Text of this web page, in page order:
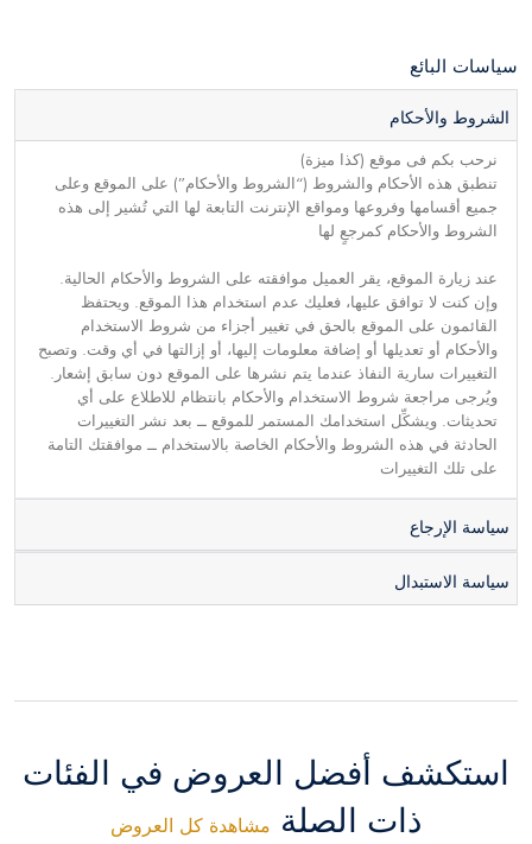
سياسات البائع
الشروط والأحكام
نرحب بكم فى موقع (كذا ميزة)
تنطبق هذه الأحكام والشروط (“الشروط والأحكام”) على الموقع وعلى
جميع أقسامها وفروعها ومواقع الإنترنت التابعة لها التي تُشير إلى هذه
الشروط والأحكام كمرجعٍ لها
عند زيارة الموقع، يقر العميل موافقته على الشروط والأحكام الحالية.
وإن كنت لا توافق عليها، فعليك عدم استخدام هذا الموقع. ويحتفظ
القائمون على الموقع بالحق في تغيير أجزاء من شروط الاستخدام
والأحكام أو تعديلها أو إضافة معلومات إليها، أو إزالتها في أي وقت. وتصبح
التغييرات سارية النفاذ عندما يتم نشرها على الموقع دون سابق إشعار.
ويُرجى مراجعة شروط الاستخدام والأحكام بانتظام للاطلاع على أي
تحديثات. ويشكِّل استخدامك المستمر للموقع ــ بعد نشر التغييرات
الحادثة في هذه الشروط والأحكام الخاصة بالاستخدام ــ موافقتك التامة
على تلك التغييرات
سياسة الإرجاع
سياسة الاستبدال
استكشف أفضل العروض في الفئات
ذات الصلة مشاهدة كل العروض